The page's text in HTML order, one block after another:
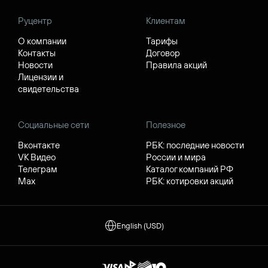
Руцентр
О компании
Контакты
Новости
Лицензии и
свидетельства
Клиентам
Тарифы
Договор
Правила акций
Социальные сети
Вконтакте
VK Видео
Телеграм
Max
Полезное
РБК: последние новости
России и мира
Каталог компаний РФ
РБК: котировки акций
English (USD)